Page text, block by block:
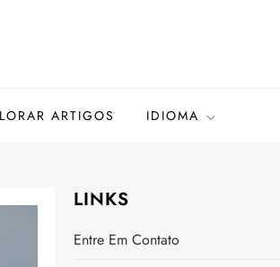
ARTIGOS IDIOMA
LINKS
Entre Em Contato